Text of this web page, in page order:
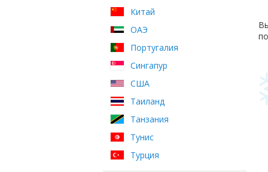
Китай
ОАЭ
Португалия
Сингапур
США
Таиланд
Танзания
Тунис
Турция